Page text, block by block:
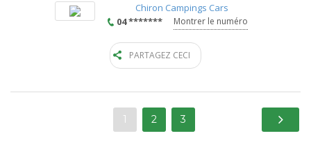
Chiron Campings Cars
04 *******
Montrer le numéro
PARTAGEZ CECI
1 2 3